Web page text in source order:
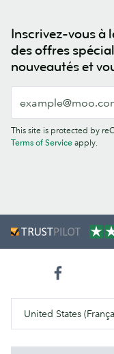
Inscrivez-vous à
des offres
nouveautés et
This site is protected by
Terms of Service apply.
United States